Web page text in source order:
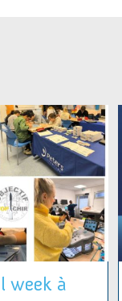
week à